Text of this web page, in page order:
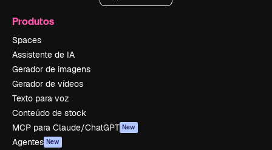
Produtos
Spaces
Assistente de IA
Gerador de imagens
Gerador de vídeos
Texto para voz
Conteúdo de stock
MCP para Claude/ChatGPT New
Agentes New